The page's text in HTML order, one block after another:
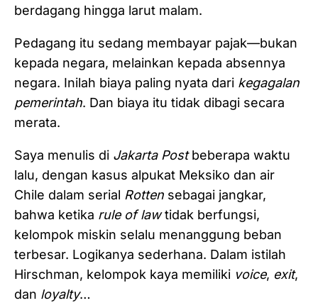
berdagang hingga larut malam.
Pedagang itu sedang membayar pajak—bukan
kepada negara, melainkan kepada absennya
negara. Inilah biaya paling nyata dari kegagalan
pemerintah. Dan biaya itu tidak dibagi secara
merata.
Saya menulis di Jakarta Postbeberapa waktu
lalu, dengan kasus alpukat Meksiko dan air
Chile dalam serial Rotten sebagai jangkar,
bahwa ketika rule of lawtidak berfungsi,
kelompok miskin selalu menanggung beban
terbesar. Logikanya sederhana. Dalam istilah
Hirschman, kelompok kaya memiliki voice, exit,
dan loyalty…